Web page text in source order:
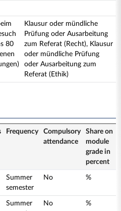
80
Klausur oder mündliche
Prüfung oder Ausarbeitung
zum Referat (Recht), Klausur
oder mündliche Prüfung
oder Ausarbeitung zum
Referat (Ethik)
Frequency
Compulsory
attendance
Share on
module
grade in
percent
Summer
semester
No %
Summer
No %